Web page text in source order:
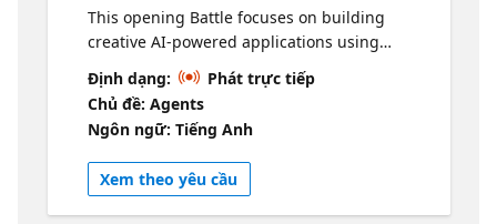
This opening Battle focuses on building
creative AI-powered applications using
GitHub Copilot. Competitors use Copilot
starter kits to rapidly prototype ideas that
blend creativity, productivity, and intelligent
assistance. The session highlights how
agentic patterns can accelerate app
development and unlock new creative
workflows. Resources Click to Learn more
Định dạng:
Phát trực tiếp
Chủ đề: Agents
Ngôn ngữ: Tiếng Anh
Xem theo yêu cầu